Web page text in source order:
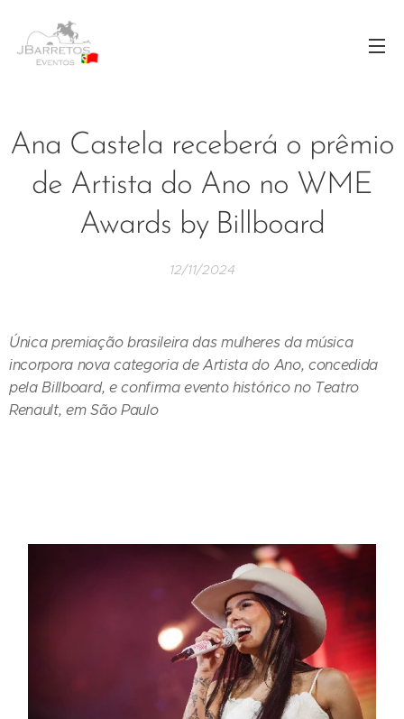
Ana Castela receberá o prêmio
de Artista do Ano no WME
Awards by Billboard
12/11/2024
Única premiação brasileira das mulheres da música
incorpora nova categoria de Artista do Ano, concedida
pela Billboard, e confirma evento histórico no Teatro
Renault, em São Paulo